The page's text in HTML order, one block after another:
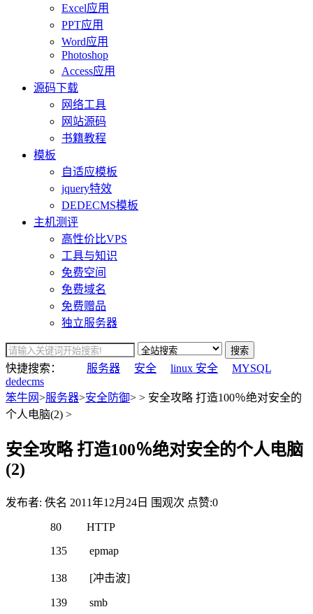
Excel应用
PPT应用
Word应用
Photoshop
Access应用
源码下载
网络工具
网站源码
书籍教程
模板
自适应模板
jquery特效
DEDECMS模板
主机测评
高性价比VPS
工具与知识
免费空间
免费域名
免费赠品
独立服务器
搜索
快捷搜索： 服务器 安全 linux 安全
MYSQL
dedecms
笨牛网>服务器>安全防御> > 安全攻略 打造100％绝对安全的
个人电脑(2) >
安全攻略 打造100％绝对安全的个人电脑
(2)
发布者: 佚名 2011年12月24日 围观次 点赞:0
80 HTTP
135 epmap
138 [冲击波]
139 smb